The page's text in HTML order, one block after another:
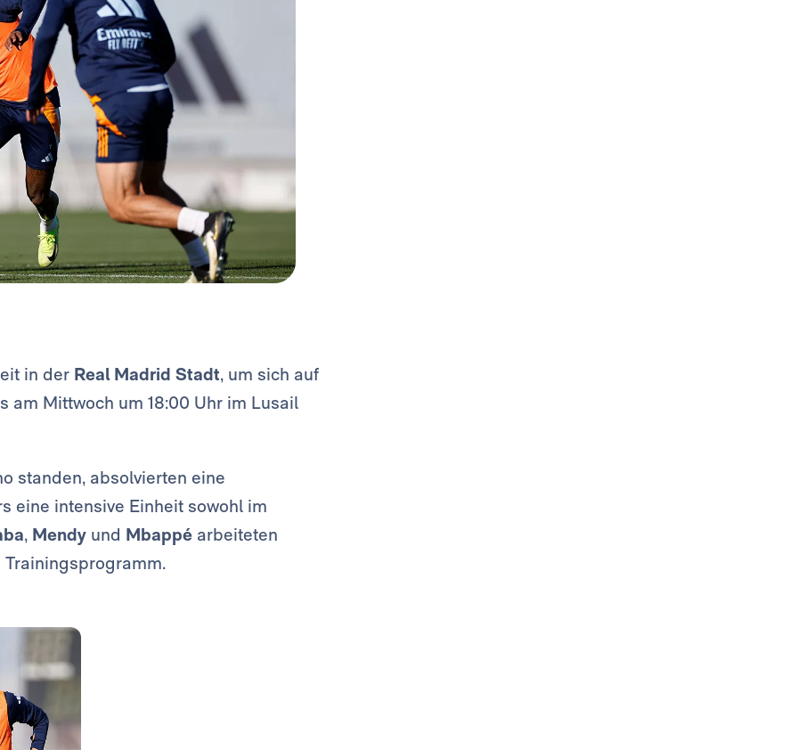
in der Real Madrid Stadt, um sich auf
am Mittwoch um 18:00 Uhr im Lusail
standen, absolvierten eine
eine intensive Einheit sowohl im
, Mendy und Mbappé arbeiteten